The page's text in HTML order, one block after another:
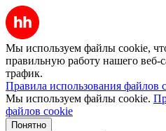
Мы используем файлы cookie,
правильную работу нашего веб-
трафик.
Правила использования файлов
Мы используем файлы cookie.
файлов cookie
Понятно